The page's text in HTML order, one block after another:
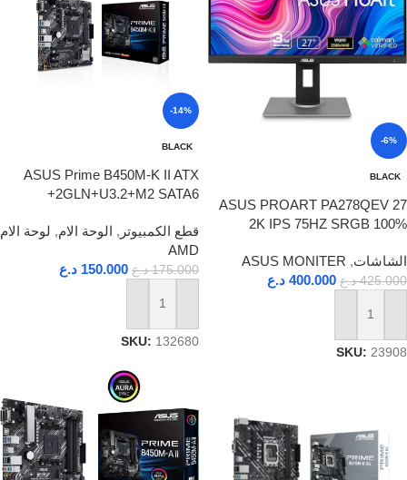
-6%
BLACK
ASUS PROART PA278QEV 27
2K IPS 75HZ SRGB 100%
الشاشات,
ASUS MONITER
425.000 د.ع 400.000 د.ع
إضافة إلى السلة
SKU: 23908
-14%
BLACK
ASUS Prime B450M-K II ATX
+2GLN+U3.2+M2 SATA6
قطع الكمبيوتر , الوحة الام, لوحة الام
AMD
175.000 د.ع 150.000 د.ع
إضافة إلى السلة
SKU: 132680